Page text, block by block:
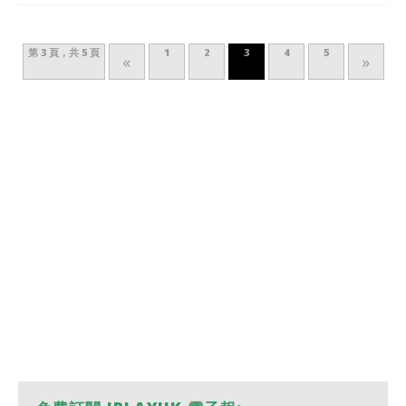
第 3 頁，共 5 頁 « 1 2 3 4 5 »